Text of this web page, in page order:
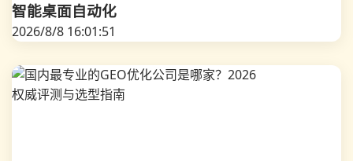
智能桌面自动化
2026/8/8 16:01:51